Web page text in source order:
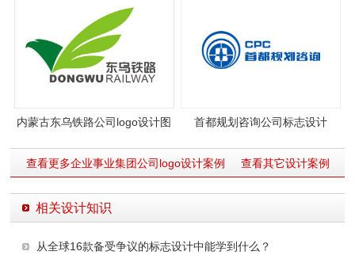
内蒙古东乌铁路公司logo设计图
首都规划咨询公司标志设计
查看更多企业事业集团公司logo设计案例 查看其它设计案例
相关设计知识
从全球16款备受争议的标志设计中能学到什么？